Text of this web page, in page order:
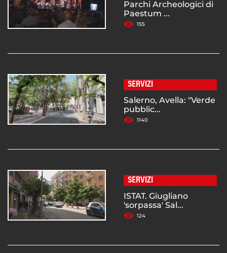
Parchi Archeologici di
Paestum ...
155
SERVIZI
Salerno, Avella: "Verde
pubblic...
1140
SERVIZI
ISTAT. Giugliano
'sorpassa' Sal...
124